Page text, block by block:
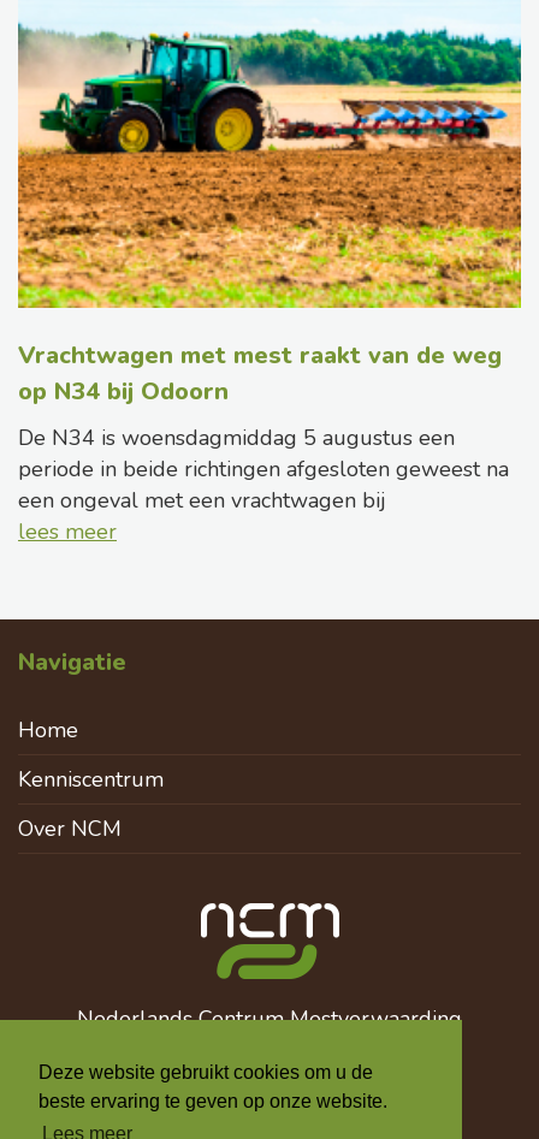
Deze website gebruikt cookies om u de
beste ervaring te geven op onze website.
Lees meer
Vrachtwagen met mest raakt van de weg
op N34 bij Odoorn
De N34 is woensdagmiddag 5 augustus een
periode in beide richtingen afgesloten geweest na
een ongeval met een vrachtwagen bij
lees meer
Navigatie
Home
Kenniscentrum
Over NCM
Nederlands Centrum Mestverwaarding
info@mestverwaarding.nl
+31 6 510 137 12